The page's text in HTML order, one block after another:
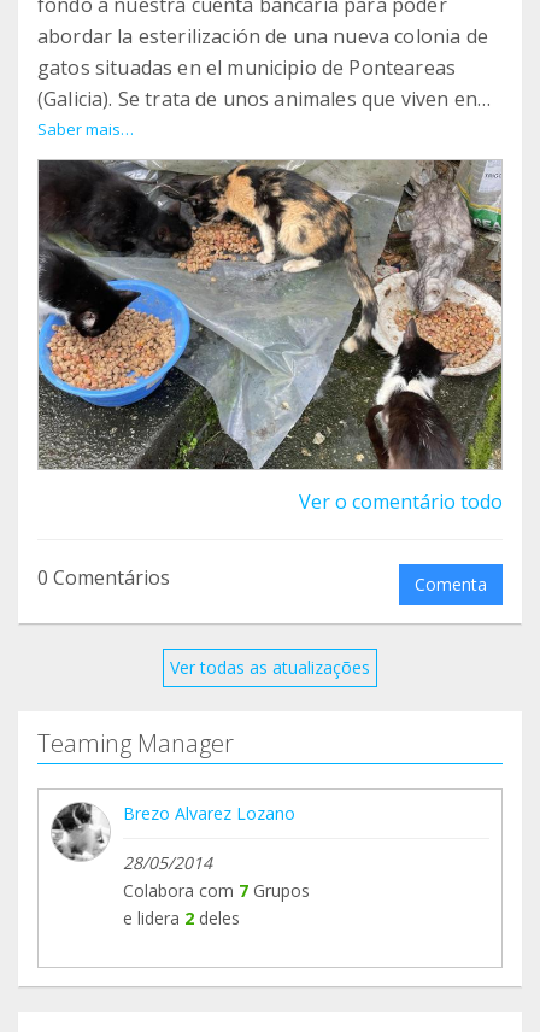
abordar la esterilización de una nueva colonia de
gatos situadas en el municipio de Ponteareas
(Galicia). Se trata de unos animales que viven en
estado de abandono y que vamos a empezar a
esterilizar, sanear la colonia y alimentar con
comida de calidad. También hemos cogido a uno
de los gatitos que estaba en mal estado y lo
hemos trasladado a una casa de acogida.
Ademas aprovecharemos para seguir asumiendo
los gastos de las páginas webs (alojamiento y
dominio) de las asociaciones a las que ayudamos.
Puedes ver todas las asociaciones en nuestra
página web: http://ayudaanimalagata.org/ y
podéis escribirnos siempre que queráis a
Muchas gracias por formar parte de nuestro
Saber mais…
Ver o comentário todo
0 Comentários Comenta
Ver todas as atualizações
Teaming Manager
Brezo Alvarez Lozano
28/05/2014
Colabora com 7 Grupos
e lidera 2 deles